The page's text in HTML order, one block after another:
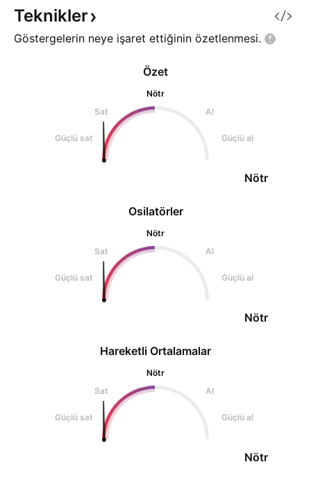
Teknikler
Göstergelerin neye işaret ettiğinin özetlenmesi.
Osilatörler
Nötr
Sat
Al
Güçlü sat Güçlü al
Nötr
Özet
Nötr
Sat
Al
Güçlü sat Güçlü al
Nötr
Hareketli Ortalamalar
Nötr
Sat
Al
Güçlü sat Güçlü al
Nötr